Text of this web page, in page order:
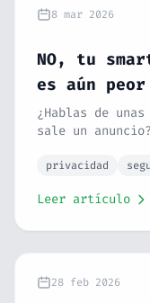
8 mar 2026
NO, tu
es aún peor
¿Hablas de
sale un
tan bien que
privacidad
Leer artículo
28 feb 2026